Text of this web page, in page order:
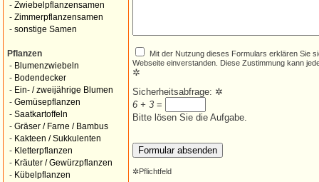
- Zwiebelpflanzensamen
- Zimmerpflanzensamen
- sonstige Samen
Pflanzen
- Blumenzwiebeln
- Bodendecker
- Ein- / zweijährige Blumen
- Gemüsepflanzen
- Saatkartoffeln
- Gräser / Farne / Bambus
- Kakteen / Sukkulenten
- Kletterpflanzen
- Kräuter / Gewürzpflanzen
- Kübelpflanzen
Mit der Nutzung dieses Formulars erklären Sie
Webseite einverstanden. Diese Zustimmung kann
✲
Sicherheitsabfrage: ✲
6 + 3 =
Bitte lösen Sie die Aufgabe.
✲Pflichtfeld